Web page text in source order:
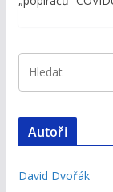
Autoři
David Dvořák